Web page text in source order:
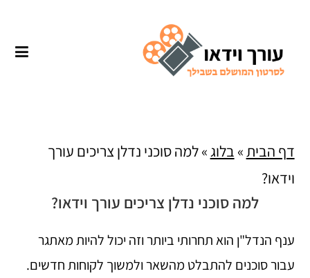
דף הבית» בלוג»למה סוכני נדלן צריכים עורך
וידאו?
למה סוכני נדלן צריכים עורך וידאו?
ענף הנדל"ן הוא תחרותי ביותר וזה יכול להיות מאתגר
עבור סוכנים להתבלט מהשאר ולמשוך לקוחות חדשים.